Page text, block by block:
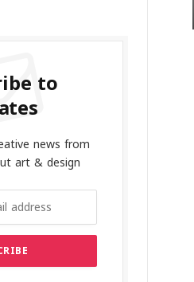
to
news from
art & design.